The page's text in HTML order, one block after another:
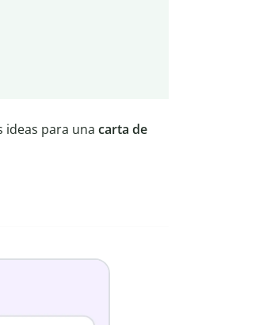
ideas para una carta de